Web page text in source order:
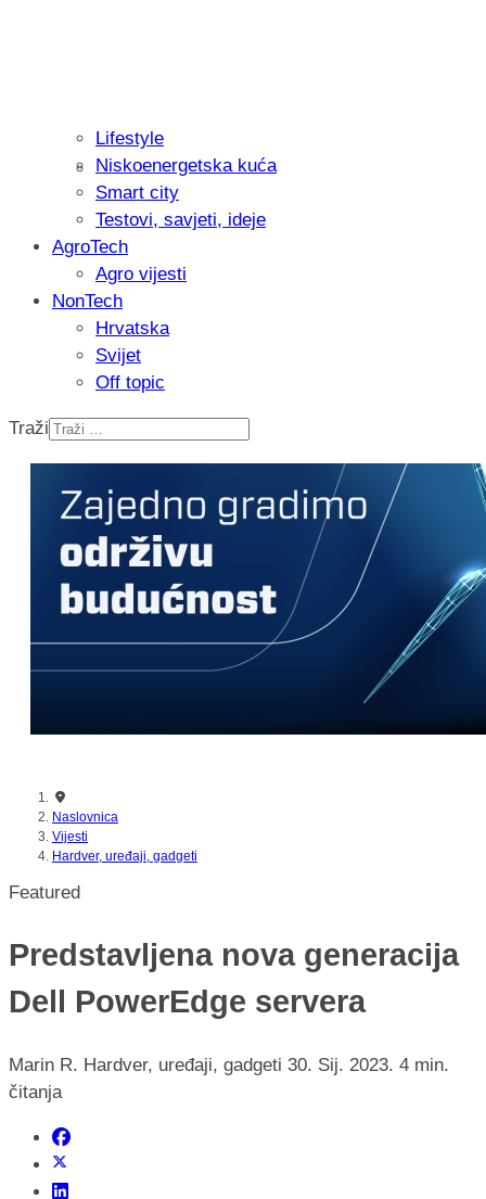
Isprobali smo: Thermostar
Recenzija: Einhell Professional CP-
nikada prije
Lifestyle
Niskoenergetska kuća
Smart city
Testovi, savjeti, ideje
AgroTech
Agro vijesti
NonTech
Hrvatska
Svijet
Off topic
Traži
Naslovnica
Vijesti
Hardver, uređaji, gadgeti
Featured
Predstavljena nova generacija
Dell PowerEdge servera
Marin R. Hardver, uređaji, gadgeti 30. Sij. 2023. 4 min.
čitanja